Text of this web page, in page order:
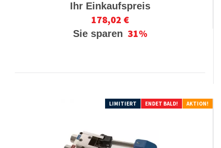
Ihr Einkaufspreis
178,02 €
Sie sparen 31%
LIMITIERT ENDET BALD! AKTION!